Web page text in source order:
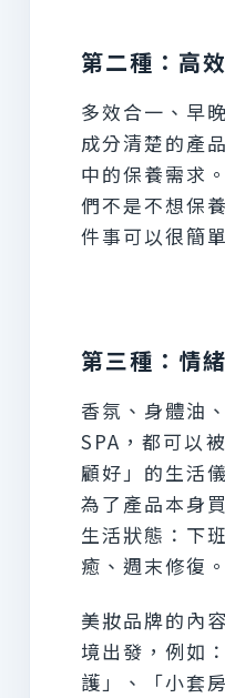
第二種：高
多效合一、早
成分清楚的產
中的保養需求
們不是不想保
件事可以很簡
第三種：情
香氛、身體油
SPA，都可以
顧好」的生活
為了產品本身
生活狀態：下
癒、週末修復。
美妝品牌的內
境出發，例如
護」、「小套